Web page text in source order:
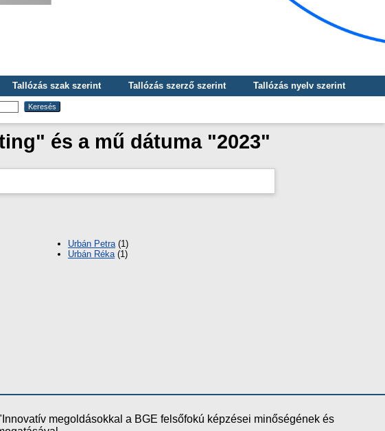
Tallózás szak szerint Tallózás szerző szerint
Tallózás nyelv szerint
és a mű dátuma "2023"
Urbán Petra(1)
Urbán Réka(1)
megoldásokkal a BGE felsőfokú képzései minőségének és